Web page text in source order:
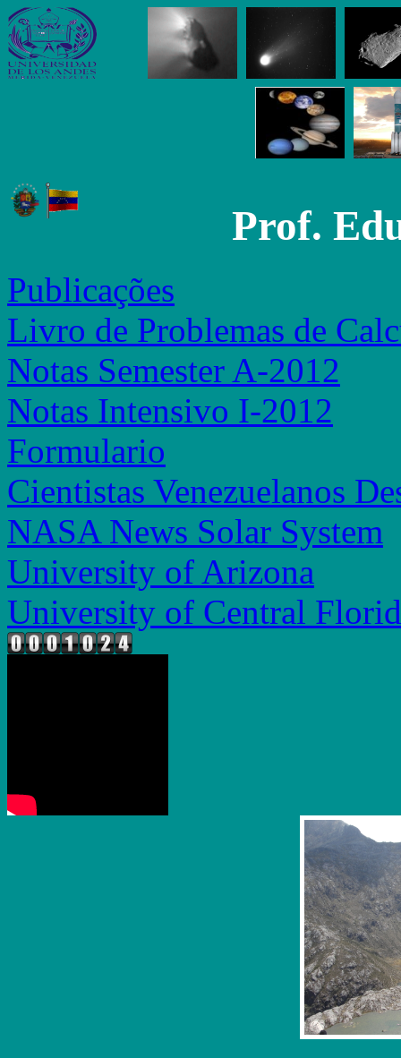
Prof.
Publicações
Livro de Problemas de
Notas Semester A-2012
Notas Intensivo I-2012
Formulario
Cientistas Venezuelanos
NASA News Solar System
University of Arizona
University of Central